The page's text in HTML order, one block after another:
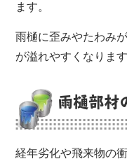
ます。
雨樋に歪みやたわみ
が溢れやすくなります
雨樋部材
経年劣化や飛来物の